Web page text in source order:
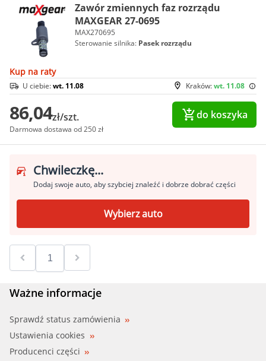
Zawór zmiennych faz rozrządu
MAXGEAR 27-0695
MAX270695
Sterowanie silnika: Pasek rozrządu
Kup na raty
Kraków:wt. 11.08
U ciebie:wt. 11.08
86,04zł/szt.
Darmowa dostawa od 250 zł
do koszyka
Chwileczkę...
Dodaj swoje auto, aby szybciej znaleźć i dobrze dobrać części
Wybierz auto
Ważne informacje
Sprawdź status zamówienia
Ustawienia cookies
Producenci części